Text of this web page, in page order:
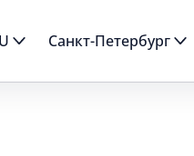
Санкт-Петербург